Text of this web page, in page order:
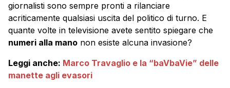
giornalisti sono sempre pronti a rilanciare
acriticamente qualsiasi uscita del politico di turno. E
quante volte in televisione avete sentito spiegare che
numeri alla mano non esiste alcuna invasione?
Leggi anche: Marco Travaglio e la “baVbaVie” delle
manette agli evasori